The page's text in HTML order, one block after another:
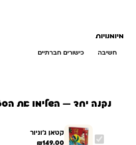
מיומנויות
חשיבה כישורים חברתיים
נקנה יחד — השלימו את
קטאן ג'וניור
₪149.00